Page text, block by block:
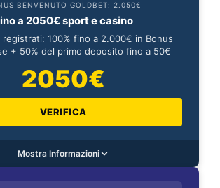
BENVENUTO GOLDBET: 2.050€
a 2050€ sport e casino
registrati: 100% fino a 2.000€ in Bonus
+ 50% del primo deposito fino a 50€
2050€
VERIFICA
Mostra Informazioni